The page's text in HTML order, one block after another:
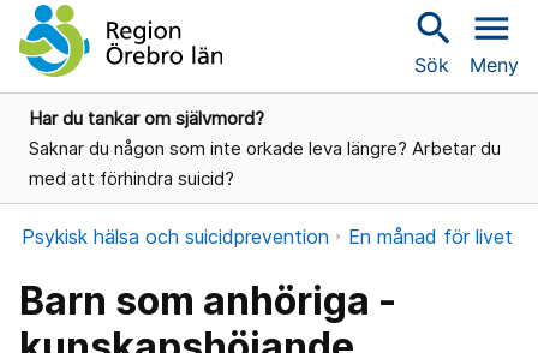
search
Sök
menu
Meny
Har du tankar om självmord?
Saknar du någon som inte orkade leva längre? Arbetar du
med att förhindra suicid?
Psykisk hälsa och suicidprevention En månad för livet
Barn som anhöriga -